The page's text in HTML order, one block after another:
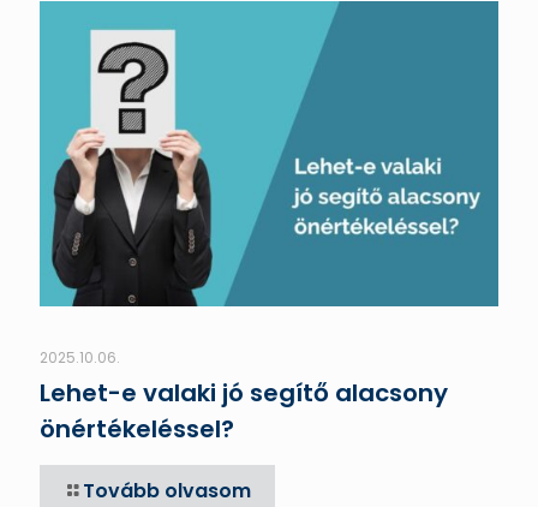
2025.10.06.
Lehet-e valaki jó segítő alacsony
önértékeléssel?
Tovább olvasom